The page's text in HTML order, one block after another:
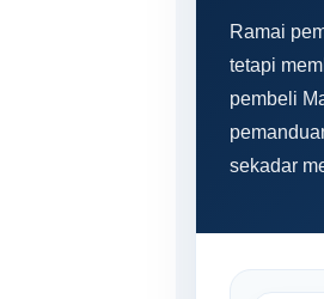
Ramai
tetapi
pembeli
sekadar